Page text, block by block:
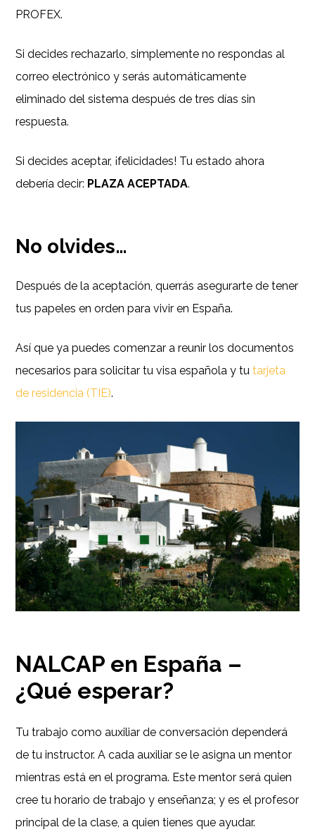
PROFEX.
Si decides rechazarlo, simplemente no respondas al
correo electrónico y serás automáticamente
eliminado del sistema después de tres días sin
respuesta.
Si decides aceptar, ¡felicidades! Tu estado ahora
debería decir: PLAZA ACEPTADA.
No olvides…
Después de la aceptación, querrás asegurarte de tener
tus papeles en orden para vivir en España.
Así que ya puedes comenzar a reunir los documentos
necesarios para solicitar tu visa española y tutarjeta
de residencia (TIE).
NALCAP en España –
¿Qué esperar?
Tu trabajo como auxiliar de conversación dependerá
de tu instructor. A cada auxiliar se le asigna un mentor
mientras está en el programa. Este mentor será quien
cree tu horario de trabajo y enseñanza; y es el profesor
principal de la clase, a quien tienes que ayudar.